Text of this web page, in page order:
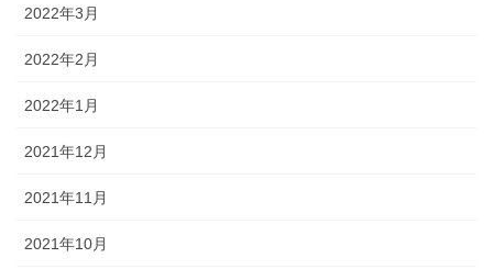
2022年3月
2022年2月
2022年1月
2021年12月
2021年11月
2021年10月